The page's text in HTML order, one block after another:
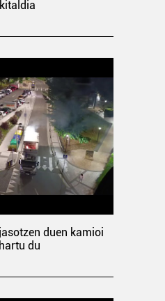
duen kamioi
du